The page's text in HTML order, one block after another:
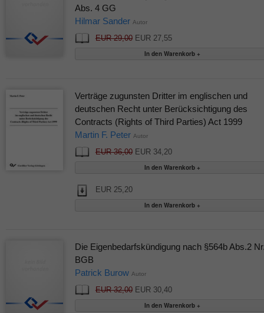
Abs. 4 GG
Hilmar Sander Autor
EUR 29,00EUR 27,55
Verträge zugunsten Dritter im englischen und
deutschen Recht unter Berücksichtigung des
Contracts (Rights of Third Parties) Act 1999
Martin F. Peter Autor
EUR 36,00EUR 34,20
EUR 25,20
Die Eigenbedarfskündigung nach §564b Abs.2
BGB
Patrick Burow Autor
EUR 32,00EUR 30,40